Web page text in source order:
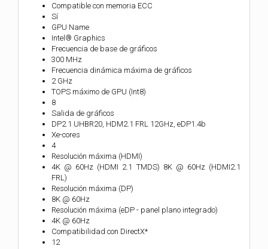
Compatible con memoria ECC
Sí
GPU Name
Intel® Graphics
Frecuencia de base de gráficos
300 MHz
Frecuencia dinámica máxima de gráficos
2 GHz
TOPS máximo de GPU (Int8)
8
Salida de gráficos
DP2.1 UHBR20, HDM2.1 FRL 12GHz, eDP1.4b
Xe-cores
4
Resolución máxima (HDMI)
4K @ 60Hz (HDMI 2.1 TMDS) 8K @ 60Hz (HDMI2.1
FRL)
Resolución máxima (DP)
8K @ 60Hz
Resolución máxima (eDP - panel plano integrado)
4K @ 60Hz
Compatibilidad con DirectX*
12